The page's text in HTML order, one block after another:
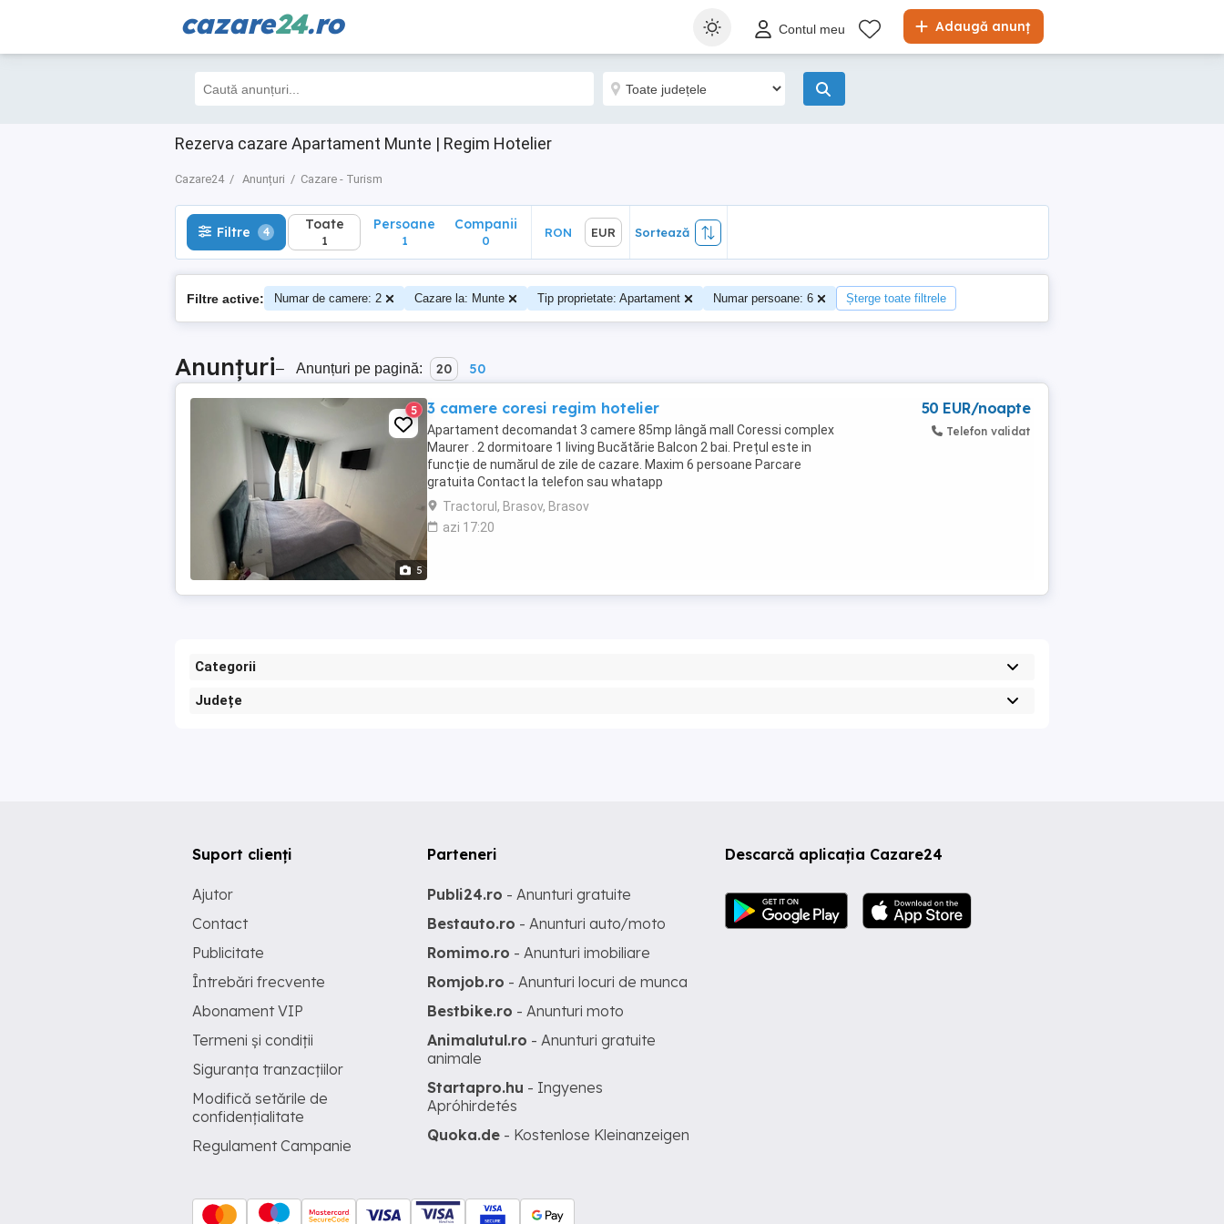
cazare24.ro Adaugă anunț
Contul meu
Rezerva cazare Apartament Munte | Regim Hotelier
Cazare24 Anunțuri Cazare - Turism
Filtre 4 Toate
1
Filtre 4 Toate
1
Persoane
1
Companii
0
RON EUR Sortează
Filtre active: Numar de camere: 2 Cazare la: Munte Tip proprietate: Apartament Numar persoane: 6 Șterge toate filtrele
Anunțuri– Anunțuri pe pagină: 20 50
5
5 3 camere coresi regim hotelier
Apartament decomandat 3 camere 85mp lângă mall Coressi complex
Maurer . 2 dormitoare 1 living Bucătărie Balcon 2 bai. Prețul este in
funcție de numărul de zile de cazare. Maxim 6 persoane Parcare
gratuita Contact la telefon sau whatapp
Tractorul, Brasov, Brasov
azi 17:20
50 EUR/noapte
Telefon validat
Categorii
Județe
Descarcă aplicația Cazare24
Suport clienți
Ajutor
Contact
Publicitate
Întrebări frecvente
Abonament VIP
Termeni și condiții
Siguranța tranzacțiilor
Modifică setările de
confidențialitate
Regulament Campanie
Parteneri
Publi24.ro - Anunturi gratuite
Bestauto.ro - Anunturi auto/moto
Romimo.ro - Anunturi imobiliare
Romjob.ro - Anunturi locuri de munca
Bestbike.ro - Anunturi moto
Animalutul.ro - Anunturi gratuite
animale
Startapro.hu - Ingyenes
Apróhirdetés
Quoka.de - Kostenlose Kleinanzeigen